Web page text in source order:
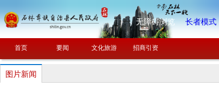
无障碍浏览 长者模式
首页 要闻 文化旅游 招商引资
图片新闻